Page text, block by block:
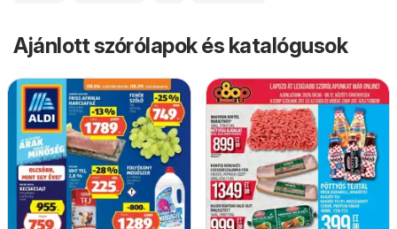
Ajánlott szórólapok és katalógusok